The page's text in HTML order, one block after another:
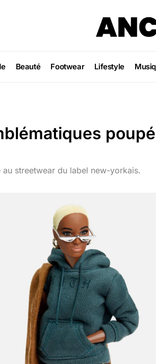
Beauté Footwear Lifestyle
streetwear du label new-yorkais.